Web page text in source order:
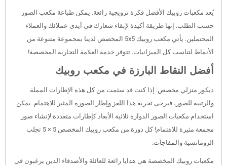
يُعد مكعبات روبيك الأفضل فكرة ترويجية رائعة. يمكن طباعة مكعب الصور
حسب الطلب. إنها طريقة أكيدة لإبقاء شعارك في أيدي عملائك والعملاء
المحتملين. يأتي مكعب روبيك 5x5 المخصص لدينا بمجموعة متنوعة من
الأنماط لتناسب كل الميزانيات. تتوفر خدمة العلامة التجارية المخصصة!
أفضل النقاط البارزة في مكعب روبيك
ديكور منزلي مخصص: إذا كنت قد سئمت من كل هذه الإطارات المملة
والرتيبة للصور، فيرجى تجربة هذا اللغز وإطار الصورة المثير للاهتمام. يمكن
استخدام مكعبات الصور الدوارة ثلاثية الأبعاد كإطارات متعددة لإنشاء صور
مجمعة مثيرة للاهتمام! كل دورة من مكعب روبيك المخصص 5 × 5 تجلب
الرومانسية والمفاجآت.
مكعبات روبيك المخصصة هي هدايا رائعة للعائلة والأصدقاء الذين يرغبون في